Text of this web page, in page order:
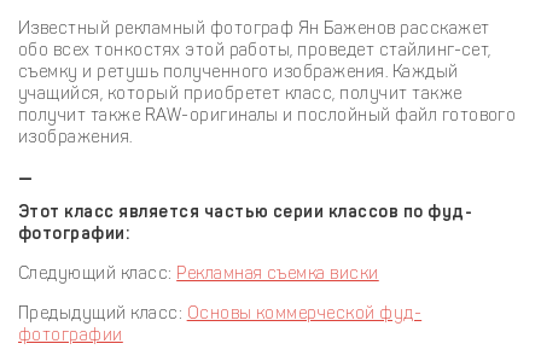
Известный рекламный фотограф Ян Баженов расскажет
обо всех тонкостях этой работы, проведет стайлинг-сет,
съемку и ретушь полученного изображения. Каждый
учащийся, который приобретет класс, получит также
получит также RAW-оригиналы и послойный файл готового
изображения.
—
Этот класс является частью серии классов по фуд-
фотографии:
Следующий класс: Рекламная съемка виски
Предыдущий класс: Основы коммерческой фуд-
фотографии